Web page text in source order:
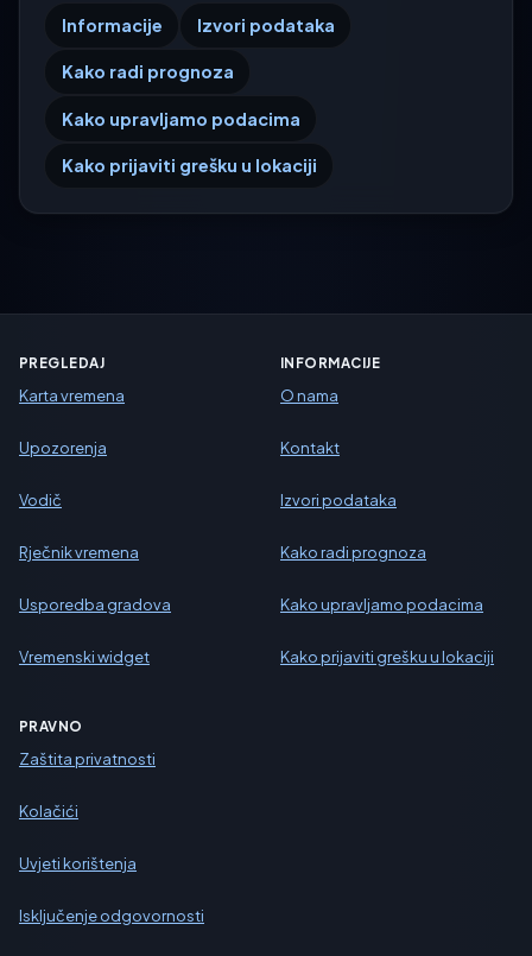
Informacije Izvori podataka
Kako radi prognoza
Kako upravljamo podacima
Kako prijaviti grešku u lokaciji
PREGLEDAJ
Karta vremena
Upozorenja
Vodič
Rječnik vremena
Usporedba gradova
Vremenski widget
INFORMACIJE
O nama
Kontakt
Izvori podataka
Kako radi prognoza
Kako upravljamo podacima
Kako prijaviti grešku u lokaciji
PRAVNO
Zaštita privatnosti
Kolačići
Uvjeti korištenja
Isključenje odgovornosti